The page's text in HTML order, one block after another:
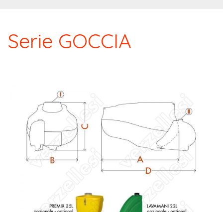
Serie GOCCIA